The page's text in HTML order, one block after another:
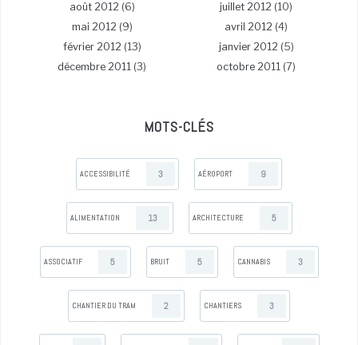
août 2012 (6) juillet 2012 (10)
mai 2012 (9) avril 2012 (4)
février 2012 (13) janvier 2012 (5)
décembre 2011 (3) octobre 2011 (7)
MOTS-CLÉS
ACCESSIBILITÉ 3 AÉROPORT 9
ALIMENTATION 13 ARCHITECTURE 5
ASSOCIATIF 5 BRUIT 5 CANNABIS 3
CHANTIER DU TRAM 2 CHANTIERS 3